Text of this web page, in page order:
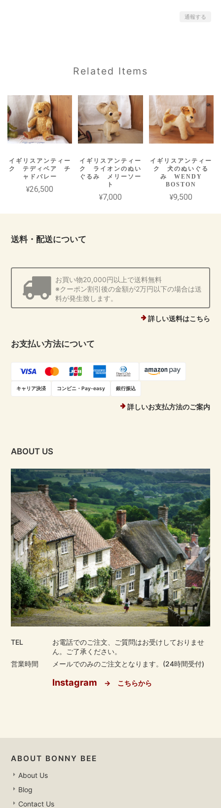
通報する
Related Items
イギリスアンティー
ク テディベア チ
ャドバレー
¥26,500
イギリスアンティー
ク ライオンのぬい
ぐるみ メリーソー
ト
¥7,000
イギリスアンティー
ク 犬のぬいぐる
み WENDY
BOSTON
¥9,500
送料・配送について
お買い物20,000円以上で送料無料
※クーポン割引後の金額が2万円以下の場合は送
料が発生致します。
詳しい送料はこちら
お支払い方法について
キャリア決済 コンビニ・Pay-easy 銀行振込
詳しいお支払方法のご案内
ABOUT US
TEL
お電話でのご注文、ご質問はお受けしておりませ
ん。ご了承ください。
営業時間
メールでのみのご注文となります。(24時間受付)
Instagram → こちらから
ABOUT BONNY BEE
About Us
Blog
Contact Us